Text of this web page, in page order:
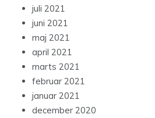
juli 2021
juni 2021
maj 2021
april 2021
marts 2021
februar 2021
januar 2021
december 2020